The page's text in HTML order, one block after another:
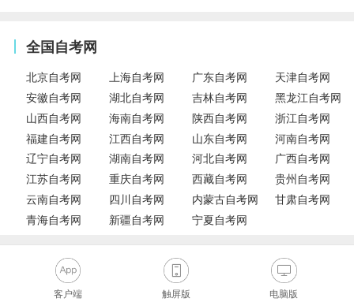
全国自考网
北京自考网 上海自考网 广东自考网
天津自考网
安徽自考网
湖北自考网 吉林自考网
黑龙江自考网
山西自考网
海南自考网 陕西自考网
浙江自考网
福建自考网
江西自考网 山东自考网
河南自考网
辽宁自考网
湖南自考网 河北自考网
广西自考网
江苏自考网
重庆自考网 西藏自考网
贵州自考网
云南自考网
四川自考网 内蒙古自考网
甘肃自考网
青海自考网
新疆自考网 宁夏自考网
客户端 触屏版 电脑版